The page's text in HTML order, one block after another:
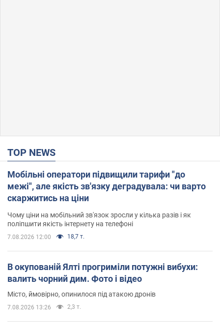
TOP NEWS
Мобільні оператори підвищили тарифи "до
межі", але якість зв'язку деградувала: чи варто
скаржитись на ціни
Чому ціни на мобільний зв'язок зросли у кілька разів і як
поліпшити якість інтернету на телефоні
7.08.2026 12:00 18,7 т.
В окупованій Ялті прогриміли потужні вибухи:
валить чорний дим. Фото і відео
Місто, ймовірно, опинилося під атакою дронів
7.08.2026 13:26 2,3 т.